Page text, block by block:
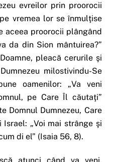
evreilor prin proorocii
vremea lor se înmulţise
aceea proorocii plângând
da din Sion mântuirea?”
pleacă cerurile şi
milostivindu-Se
oamenilor: „Va veni
pe Care Îl căutaţi”
Domnul Dumnezeu, Care
„Voi mai strânge şi
di el” (Isaia 56, 8).